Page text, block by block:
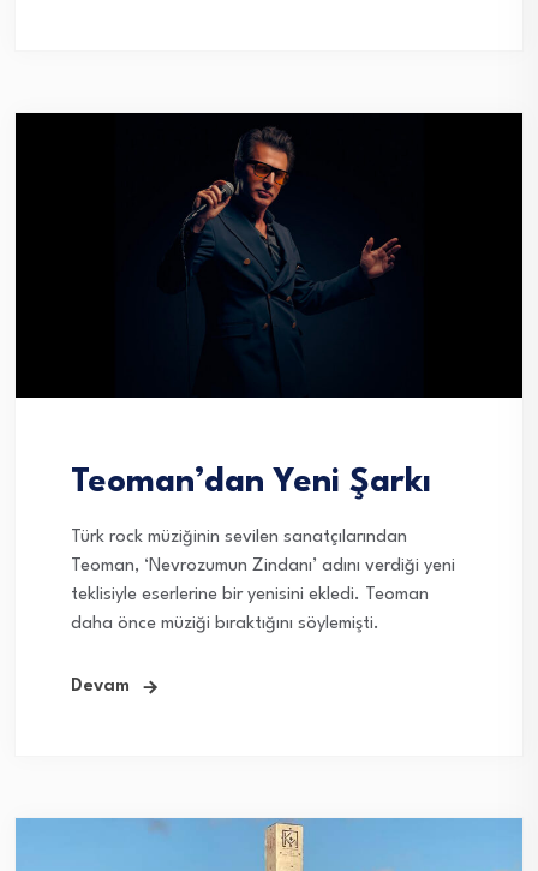
Teoman’dan Yeni Şarkı
Türk rock müziğinin sevilen sanatçılarından
Teoman, ‘Nevrozumun Zindanı’ adını verdiği yeni
teklisiyle eserlerine bir yenisini ekledi. Teoman
daha önce müziği bıraktığını söylemişti.
Devam